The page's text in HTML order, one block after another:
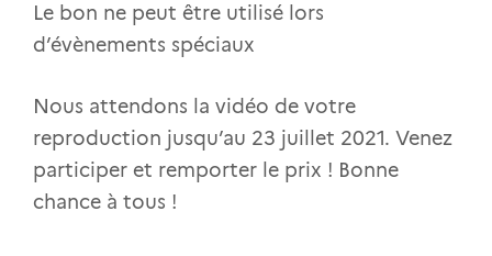
Le bon ne peut être utilisé lors
d’évènements spéciaux
Nous attendons la vidéo de votre
reproduction jusqu’au 23 juillet 2021. Venez
participer et remporter le prix ! Bonne
chance à tous !